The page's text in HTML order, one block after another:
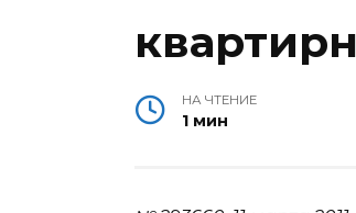
НА ЧТЕНИЕ
1 мин